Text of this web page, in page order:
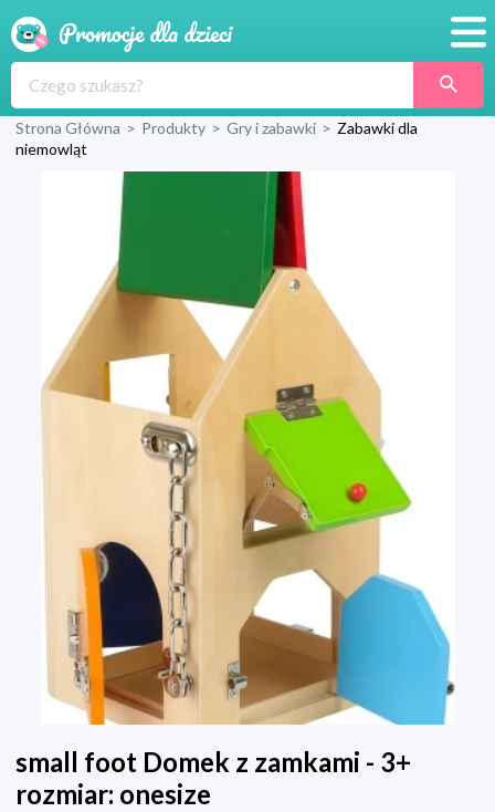
Produkty
Sklepy
Wyprawka
Strona Główna > Produkty > Gry i zabawki > Zabawki dla
niemowląt
small foot Domek z zamkami - 3+
rozmiar: onesize